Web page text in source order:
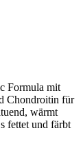
Formula mit
Chondroitin für
wärmt
fettet und färbt